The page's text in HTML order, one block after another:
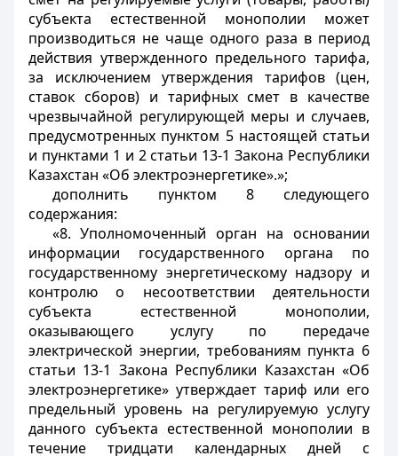
субъекта естественной монополии может
производиться не чаще одного раза в период
действия утвержденного предельного тарифа,
за исключением утверждения тарифов (цен,
ставок сборов) и тарифных смет в качестве
чрезвычайной регулирующей меры и случаев,
предусмотренных пунктом 5 настоящей статьи
и пунктами 1 и 2 статьи 13-1 Закона Республики
Казахстан «Об электроэнергетике».»;
дополнить пунктом 8 следующего
содержания:
«8. Уполномоченный орган на основании
информации государственного органа по
государственному энергетическому надзору и
контролю о несоответствии деятельности
субъекта естественной монополии,
оказывающего услугу по передаче
электрической энергии, требованиям пункта 6
статьи 13-1 Закона Республики Казахстан «Об
электроэнергетике» утверждает тариф или его
предельный уровень на регулируемую услугу
данного субъекта естественной монополии в
течение тридцати календарных дней с